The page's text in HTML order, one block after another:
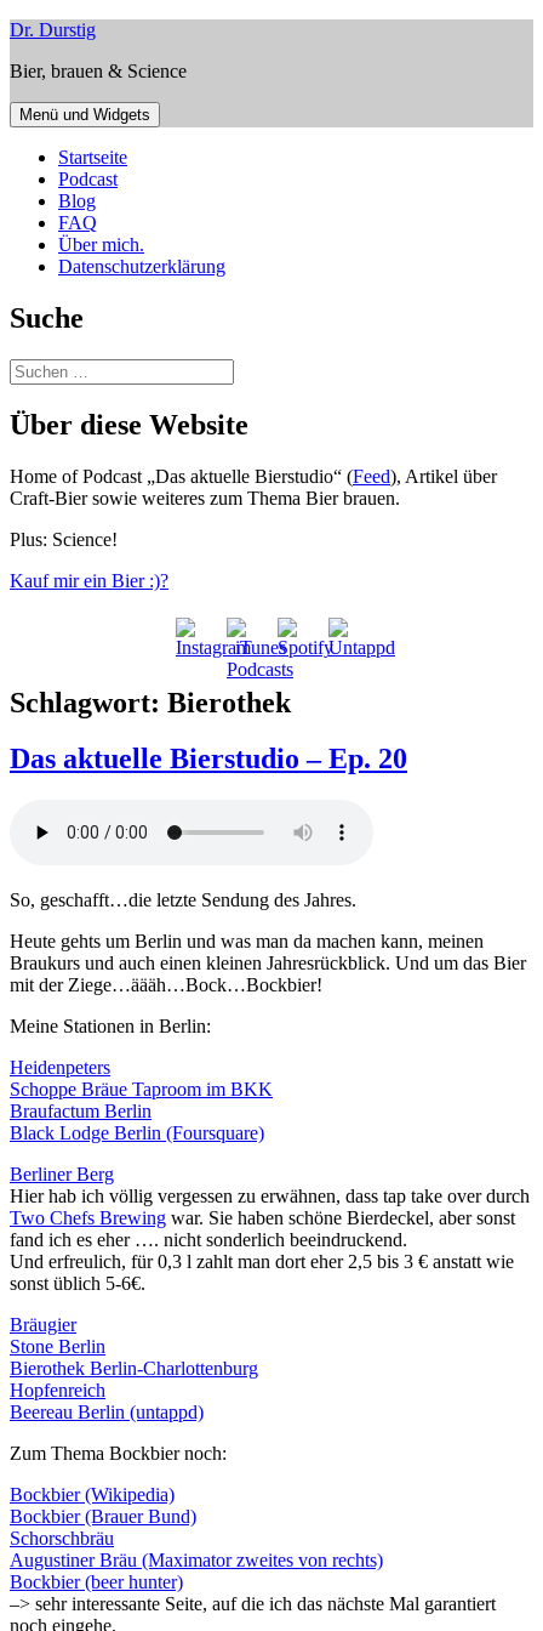
Zum
springen
Dr. Durstig
Bier, brauen & Science
Menü und Widgets
Startseite
Podcast
Blog
FAQ
Über mich.
Datenschutzerklärung
Suche
Suchen
nach:
Über diese Website
Home of Podcast „Das aktuelle Bierstudio“ (Feed), Artikel über
Craft-Bier sowie weiteres zum Thema Bier brauen.
Plus: Science!
Kauf mir ein Bier :)?
Schlagwort: Bierothek
Das aktuelle Bierstudio – Ep. 20
So, geschafft…die letzte Sendung des Jahres.
Heute gehts um Berlin und was man da machen kann, meinen
Braukurs und auch einen kleinen Jahresrückblick. Und um das Bier
mit der Ziege…äääh…Bock…Bockbier!
Meine Stationen in Berlin:
Heidenpeters
Schoppe Bräue Taproom im BKK
Braufactum Berlin
Black Lodge Berlin (Foursquare)
Berliner Berg
Hier hab ich völlig vergessen zu erwähnen, dass tap take over durch
Two Chefs Brewing war. Sie haben schöne Bierdeckel, aber sonst
fand ich es eher …. nicht sonderlich beeindruckend.
Und erfreulich, für 0,3 l zahlt man dort eher 2,5 bis 3 € anstatt wie
sonst üblich 5-6€.
Bräugier
Stone Berlin
Bierothek Berlin-Charlottenburg
Hopfenreich
Beereau Berlin (untappd)
Zum Thema Bockbier noch:
Bockbier (Wikipedia)
Bockbier (Brauer Bund)
Schorschbräu
Augustiner Bräu (Maximator zweites von rechts)
Bockbier (beer hunter)
–> sehr interessante Seite, auf die ich das nächste Mal garantiert
noch eingehe.